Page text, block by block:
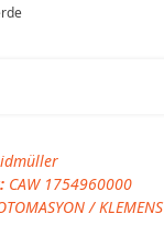
CAW 1754960000
/KLEMENS